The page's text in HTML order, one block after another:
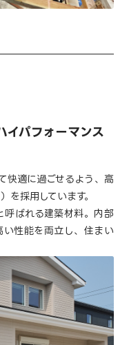
イパフォーマンス
快適に過ごせるよう、高
を採用しています。
呼ばれる建築材料。内部
い性能を両立し、住まい